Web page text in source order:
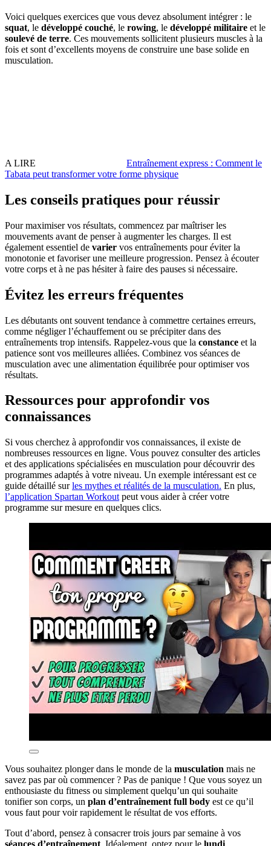
Voici quelques exercices que vous devez absolument intégrer : le
squat, le développé couché, le rowing, le développé militaire et le
soulevé de terre. Ces mouvements sollicitent plusieurs muscles à la
fois et sont d’excellents moyens de construire une base solide en
musculation.
A LIRE
Entraînement express : Comment le
Tabata peut transformer votre forme physique
Les conseils pratiques pour réussir
Pour maximiser vos résultats, commencez par maîtriser les
mouvements avant de penser à augmenter les charges. Il est
également essentiel de varier vos entraînements pour éviter la
monotonie et favoriser une meilleure progression. Pensez à écouter
votre corps et à ne pas hésiter à faire des pauses si nécessaire.
Évitez les erreurs fréquentes
Les débutants ont souvent tendance à commettre certaines erreurs,
comme négliger l’échauffement ou se précipiter dans des
entraînements trop intensifs. Rappelez-vous que la constance et la
patience sont vos meilleures alliées. Combinez vos séances de
musculation avec une alimentation équilibrée pour optimiser vos
résultats.
Ressources pour approfondir vos
connaissances
Si vous cherchez à approfondir vos connaissances, il existe de
nombreuses ressources en ligne. Vous pouvez consulter des articles
et des applications spécialisées en musculation pour découvrir des
programmes adaptés à votre niveau. Un exemple intéressant est ce
guide détaillé surles mythes et réalités de la musculation. En plus,
l’application Spartan Workout peut vous aider à créer votre
programme sur mesure en quelques clics.
Vous souhaitez plonger dans le monde de la musculation mais ne
savez pas par où commencer ? Pas de panique ! Que vous soyez un
enthousiaste du fitness ou simplement quelqu’un qui souhaite
tonifier son corps, un plan d’entraînement full body est ce qu’il
vous faut pour voir rapidement le résultat de vos efforts.
Tout d’abord, pensez à consacrer trois jours par semaine à vos